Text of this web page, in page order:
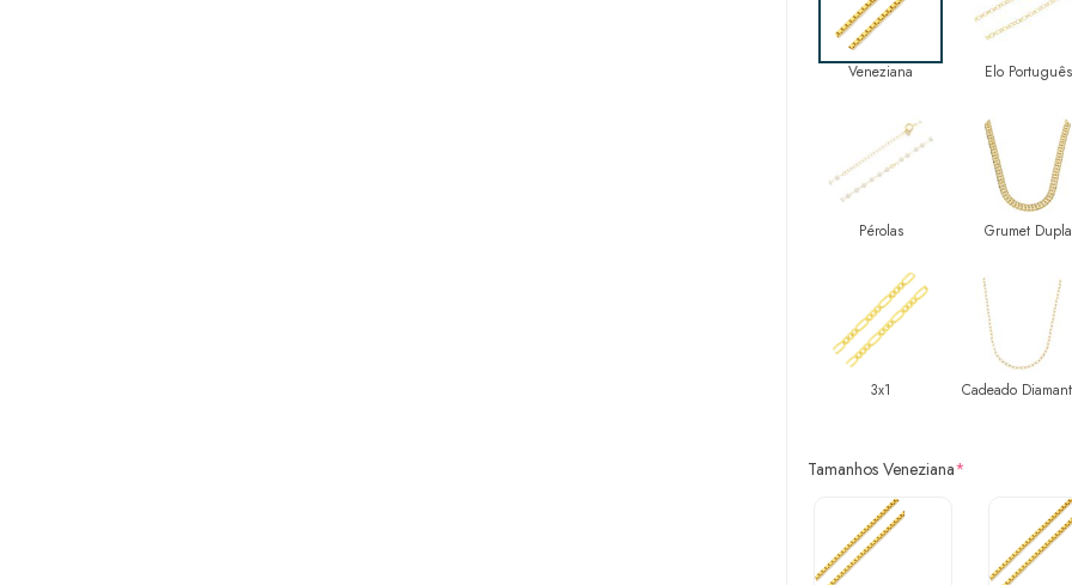
Veneziana Elo Português
Pérolas Grumet Dupla
3x1 Cadeado
Tamanhos Veneziana*